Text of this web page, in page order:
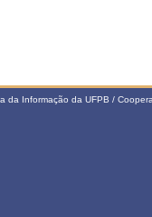
da Informação da UFPB /